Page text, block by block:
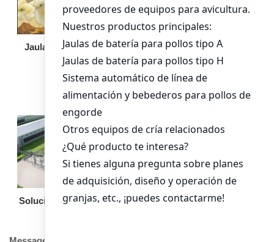
Jaula de pollo pollita
Bandeja de
alimentación para
pollos de engorde
Solución llave en mano Otro equipo